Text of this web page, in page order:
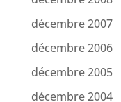
décembre 2007
décembre 2006
décembre 2005
décembre 2004